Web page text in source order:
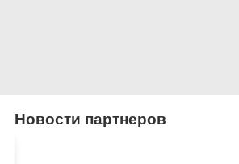
Новости партнеров